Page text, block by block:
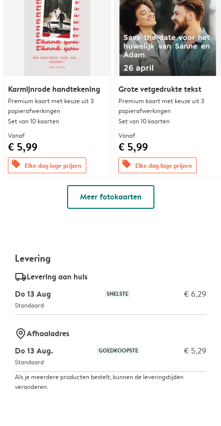
Karmijnrode handtekening
Premium kaart met keuze uit 3
papierafwerkingen
Set van 10 kaarten
Vanaf
€ 5,99
offers Elke dag lage prijzen
Grote vetgedrukte tekst
Premium kaart met keuze uit 3
papierafwerkingen
Set van 10 kaarten
Vanaf
€ 5,99
offers Elke dag lage prijzen
Meer fotokaarten
Levering
delivery_standard_v2Levering aan huis
Do 13 Aug
SNELSTE € 6,29
Standaard
marker-pinAfhaaladres
Do 13 Aug.
GOEDKOOPSTE € 5,29
Standaard
Als je meerdere producten bestelt, kunnen de leveringstijden
veranderen.